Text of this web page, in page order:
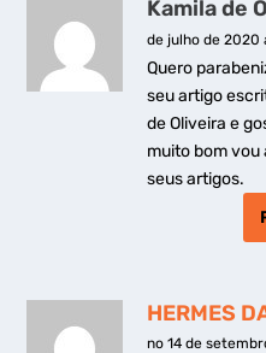
Kamila de
de julho de 2020
Quero
seu artigo
de Oliveira e
muito bom
seus artigos.
HERMES
no 14 de